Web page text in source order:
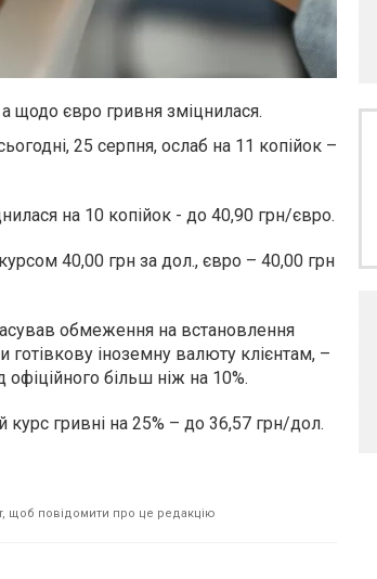
щодо євро гривня зміцнилася.
25 серпня, ослаб на 11 копійок –
на 10 копійок - до 40,90 грн/євро.
40,00 грн за дол., євро – 40,00 грн
обмеження на встановлення
іноземну валюту клієнтам, –
більш ніж на 10%.
гривні на 25% – до 36,57 грн/дол.
щоб повідомити про це редакцію